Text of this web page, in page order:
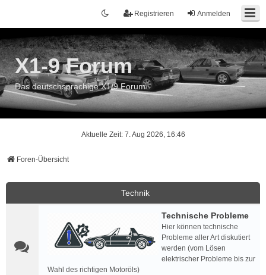
Anmelden
Registrieren
X1-9 Forum
Das deutschsprachige X1/9 Forum
Aktuelle Zeit: 7. Aug 2026, 16:46
Foren-Übersicht
Technik
Technische Probleme
Hier können technische
Probleme aller Art diskutiert
werden (vom Lösen
elektrischer Probleme bis zur
Wahl des richtigen Motoröls)